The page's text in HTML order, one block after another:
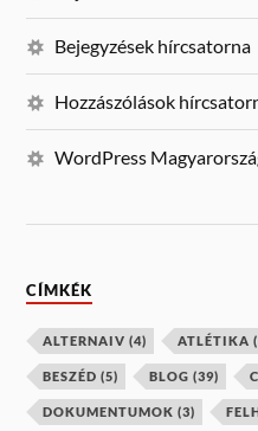
Bejegyzések hírcsatorna
Hozzászólások
WordPress
CÍMKÉK
ALTERNAIV (4) ATLÉTIKA
BESZÉD (5) BLOG (39)
DOKUMENTUMOK (3)